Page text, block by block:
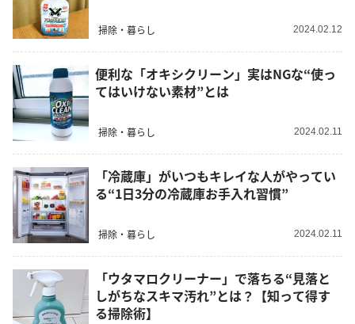
掃除・暮らし 2024.02.12
便利な「オキシクリーン」実はNGな“使っ
てはいけない素材”とは
掃除・暮らし 2024.02.11
「冷蔵庫」がいつもキレイな人がやってい
る“1日3分の冷蔵庫お手入れ習慣”
掃除・暮らし 2024.02.11
「ウタマロクリーナー」で落ちる“見落と
しがちなスキマ汚れ”とは？【知って得す
る掃除術】